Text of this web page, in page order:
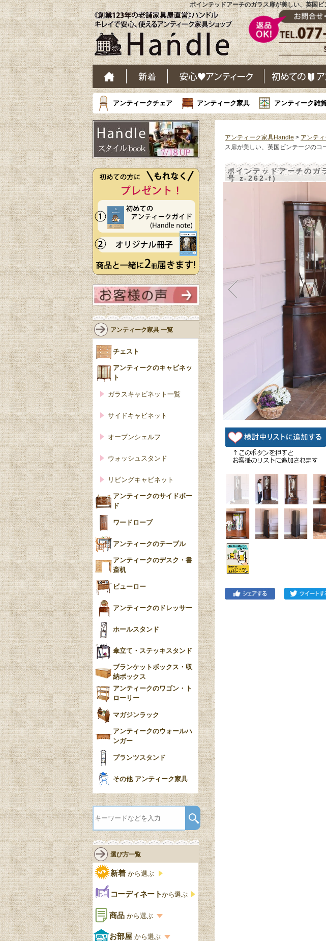
ポインテッドアーチのガラス扉が美しい、英国
アンティークチェア アンティーク家具 アンティーク雑
アンティーク家具Handle > アンテ
ス扉が美しい、英国ビンテージのコ
ポインテッドアーチのガ
号 z-262-f)
アンティーク家具 一覧
チェスト
アンティークのキャビネッ
ト
ガラスキャビネット一覧
サイドキャビネット
オープンシェルフ
ウォッシュスタンド
リビングキャビネット
アンティークのサイドボー
ド
ワードローブ
アンティークのテーブル
アンティークのデスク・書
斎机
ビューロー
アンティークのドレッサー
ホールスタンド
傘立て・ステッキスタンド
ブランケットボックス・収
納ボックス
アンティークのワゴン・ト
ローリー
マガジンラック
アンティークのウォールハ
ンガー
プランツスタンド
その他 アンティーク家具
選び方一覧
新着 から選ぶ
コーディネートから選ぶ
商品 から選ぶ
商品一覧を見る
お部屋 から選ぶ